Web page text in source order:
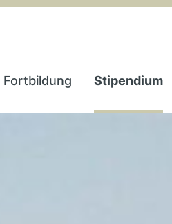
Fortbildung Stipendium